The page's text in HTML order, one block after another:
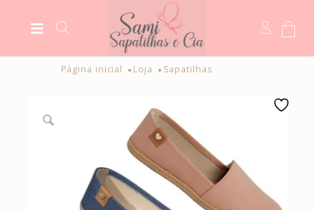
Página inicial Loja Sapatilhas